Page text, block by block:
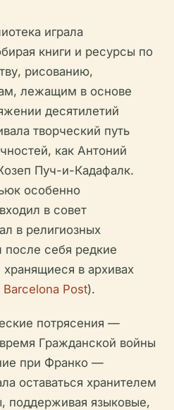
играла
книги и ресурсы по
рисованию,
лежащим в основе
десятилетий
творческий путь
как Антоний
Пуч-и-Кадафалк.
особенно
в совет
в религиозных
после себя редкие
в архивах
Post).
потрясения —
Гражданской войны
при Франко —
оставаться хранителем
поддерживая языковые,